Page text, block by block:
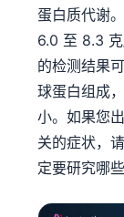
蛋白质代谢。
6.0 至 8.3
的检测结果
球蛋白组成
小。如果您
关的症状，
定要研究哪